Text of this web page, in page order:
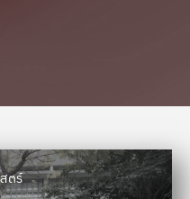
ตร์